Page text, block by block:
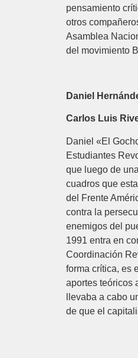
pensamiento
otros
Asamblea
del movimiento
Daniel
Carlos Luis
Daniel «El
Estudiantes
que luego de
cuadros que
del Frente
contra la
enemigos del
1991 entra en
Coordinación
forma crítica, es
aportes teóricos
llevaba a cabo
de que el